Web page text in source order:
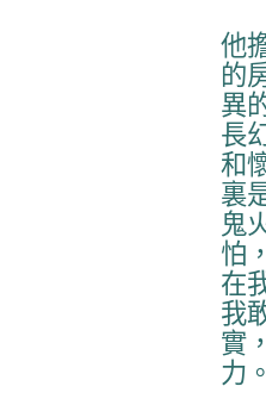
他
的
異
長
和
裏
鬼
怕
在
我
實
力